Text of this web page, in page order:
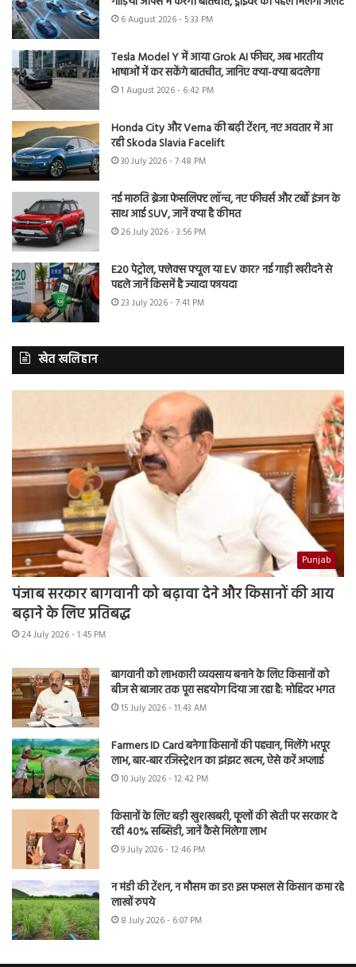
6 August 2026 - 5:33 PM
Tesla Model Y में आया Grok AI फीचर, अब भारतीय
भाषाओं में कर सकेंगे बातचीत, जानिए क्या-क्या बदलेगा
1 August 2026 - 6:42 PM
Honda City और Verna की बढ़ी टेंशन, नए अवतार में आ
रही Skoda Slavia Facelift
30 July 2026 - 7:48 PM
नई मारुति ब्रेजा फेसलिफ्ट लॉन्च, नए फीचर्स और टर्बो इंजन के
साथ आई SUV, जानें क्या है कीमत
26 July 2026 - 3:56 PM
E20 पेट्रोल, फ्लेक्स फ्यूल या EV कार? नई गाड़ी खरीदने से
पहले जानें किसमें है ज्यादा फायदा
23 July 2026 - 7:41 PM
खेत खलिहान
Punjab
पंजाब सरकार बागवानी को बढ़ावा देने और किसानों की आय
बढ़ाने के लिए प्रतिबद्ध
24 July 2026 - 1:45 PM
बागवानी को लाभकारी व्यवसाय बनाने के लिए किसानों को
बीज से बाजार तक पूरा सहयोग दिया जा रहा है: मोहिंदर भगत
15 July 2026 - 11:43 AM
Farmers ID Card बनेगा किसानों की पहचान, मिलेंगे भरपूर
लाभ, बार-बार रजिस्ट्रेशन का झंझट खत्म, ऐसे करें अप्लाई
10 July 2026 - 12:42 PM
किसानों के लिए बड़ी खुशखबरी, फूलों की खेती पर सरकार दे
रही 40% सब्सिडी, जानें कैसे मिलेगा लाभ
9 July 2026 - 12:46 PM
न मंडी की टेंशन, न मौसम का डर! इस फसल से किसान कमा रहे
लाखों रुपये
8 July 2026 - 6:07 PM